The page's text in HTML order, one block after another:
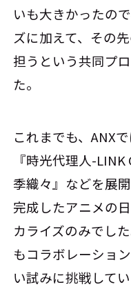
いも大きかったの
ズに加えて、その
担うという共同プ
た。
これまでも、ANX
『時光代理人-
季織々』などを展
完成したアニメの
カライズのみでし
もコラボレーショ
い試みに挑戦してい